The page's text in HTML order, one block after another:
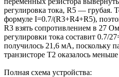
регулировка тока, R5 — грубая.
формуле I=0.7/(R3+R4+R5),
R3 взять сопротивлением в 27
регулировки тока составит 0.7/
получилось 21,6 мА, поскольку
транзисторе Т2 оказалось
Полная схема устройства: